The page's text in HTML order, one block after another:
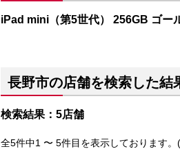
iPad mini（第5世代） 256GB ゴー
長野市の店舗を検索した結
検索結果：5店舗
全5件中1 〜 5件目を表示しております。